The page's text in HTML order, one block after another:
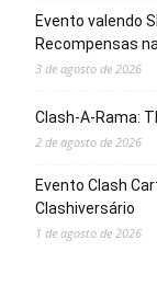
Evento valendo
Recompensas
3 de agosto de 2026
Clash-A-Rama:
2 de agosto de 2026
Evento Clash
Clashiversário
1 de agosto de 2026